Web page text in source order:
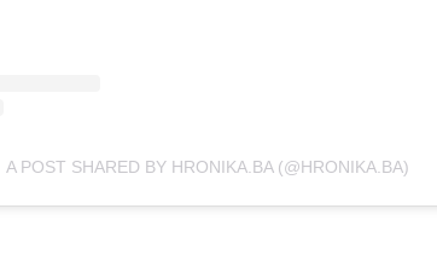
A POST SHARED BY HRONIKA.BA (@HRONIKA.BA)